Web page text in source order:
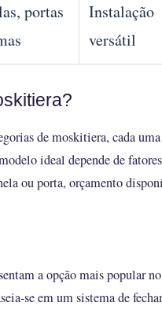
portas
Instalação
versátil
de moskitiera, cada
ideal depende de
ou porta, orçamento
a opção mais popular
se em um sistema de